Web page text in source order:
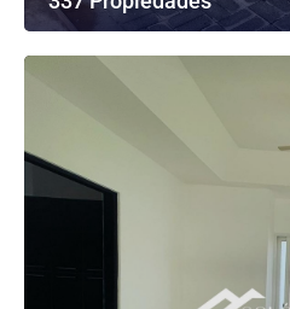
Ver Todas Las Propiedades